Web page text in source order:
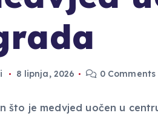
8 lipnja, 2026 0 Comments